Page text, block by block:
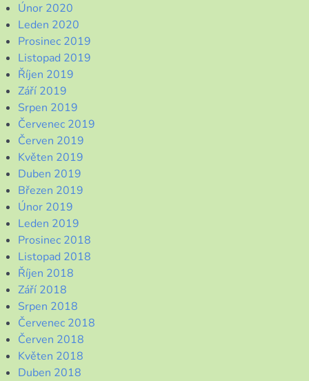
Únor 2020
Leden 2020
Prosinec 2019
Listopad 2019
Říjen 2019
Září 2019
Srpen 2019
Červenec 2019
Červen 2019
Květen 2019
Duben 2019
Březen 2019
Únor 2019
Leden 2019
Prosinec 2018
Listopad 2018
Říjen 2018
Září 2018
Srpen 2018
Červenec 2018
Červen 2018
Květen 2018
Duben 2018